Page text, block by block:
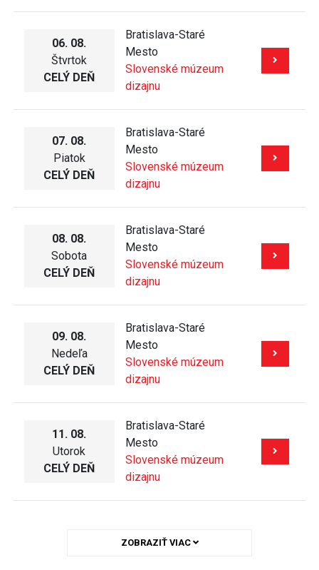
CELÝ DEŇ
Mesto
Slovenské múzeum
dizajnu
CELÝ DEŇ
Bratislava-Staré
Mesto
Slovenské múzeum
dizajnu
CELÝ DEŇ
Bratislava-Staré
Mesto
Slovenské múzeum
dizajnu
CELÝ DEŇ
Bratislava-Staré
Mesto
Slovenské múzeum
dizajnu
ZOBRAZIŤ VIAC